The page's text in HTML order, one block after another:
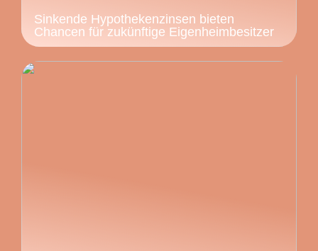
Sinkende Hypothekenzinsen bieten
Chancen für zukünftige Eigenheimbesitzer